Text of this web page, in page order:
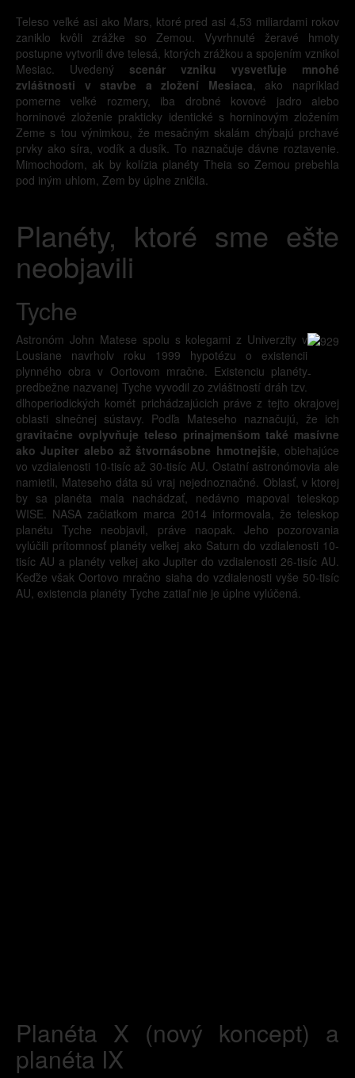
Teleso veľké asi ako Mars, ktoré pred asi 4,53 miliardami rokov
zaniklo kvôli zrážke so Zemou. Vyvrhnuté žeravé hmoty
postupne vytvorili dve telesá, ktorých zrážkou a spojením vznikol
Mesiac. Uvedený scenár vzniku vysvetľuje mnohé
zvláštnosti v stavbe a zložení Mesiaca , ako napríklad
pomerne veľké rozmery, iba drobné kovové jadro alebo
horninové zloženie prakticky identické s horninovým zložením
Zeme s tou výnimkou, že mesačným skalám chýbajú prchavé
prvky ako síra, vodík a dusík. To naznačuje dávne roztavenie.
Mimochodom, ak by kolízia planéty Theia so Zemou prebehla
pod iným uhlom, Zem by úplne zničila.
Planéty, ktoré sme ešte
neobjavili
Tyche
-
Astronóm John Matese spolu s kolegami z Univerzity v
Lousiane navrholv roku 1999 hypotézu o existencii
plynného obra v Oortovom mračne. Existenciu planéty
predbežne nazvanej Tyche vyvodil zo zvláštností dráh tzv.
dlhoperiodických komét prichádzajúcich práve z tejto okrajovej
oblasti slnečnej sústavy. Podľa Mateseho naznačujú, že ich
gravitačne ovplyvňuje teleso prinajmenšom také masívne
ako Jupiter alebo až štvornásobne hmotnejšie , obiehajúce
vo vzdialenosti 10-tisíc až 30-tisíc AU. Ostatní astronómovia ale
namietli, Mateseho dáta sú vraj nejednoznačné. Oblasť, v ktorej
by sa planéta mala nachádzať, nedávno mapoval teleskop
WISE. NASA začiatkom marca 2014 informovala, že teleskop
planétu Tyche neobjavil, práve naopak. Jeho pozorovania
vylúčili prítomnosť planéty veľkej ako Saturn do vzdialenosti 10-
tisíc AU a planéty veľkej ako Jupiter do vzdialenosti 26-tisíc AU.
Keďže však Oortovo mračno siaha do vzdialenosti vyše 50-tisíc
AU, existencia planéty Tyche zatiaľ nie je úplne vylúčená.
Planéta X (nový koncept) a
planéta IX